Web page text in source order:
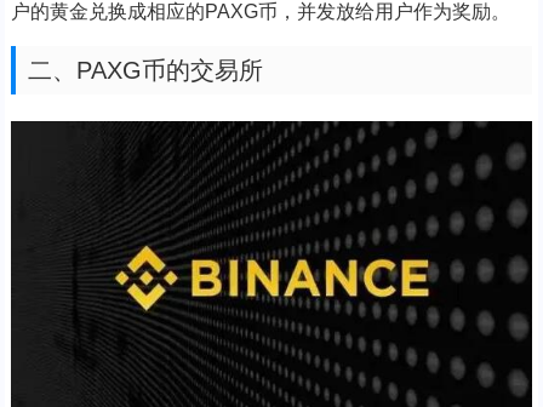
户的黄金兑换成相应的PAXG币，并发放给用户作为奖励。
二、PAXG币的交易所